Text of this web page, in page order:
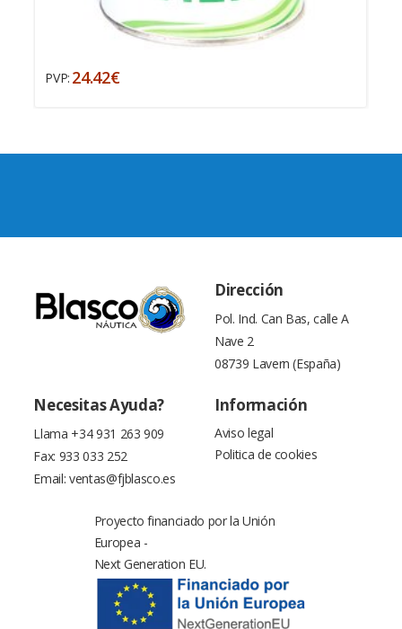
PVP: 24.42€
Dirección
Pol. Ind. Can Bas, calle A
Nave 2
08739 Lavern (España)
Necesitas Ayuda?
Llama +34 931 263 909
Fax: 933 033 252
Email: ventas@fjblasco.es
Información
Aviso legal
Politica de cookies
Proyecto financiado por la Unión
Europea -
Next Generation EU.